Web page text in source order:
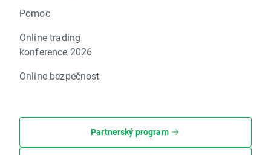
Pomoc
Online trading
konference 2026
Online bezpečnost
Partnerský program